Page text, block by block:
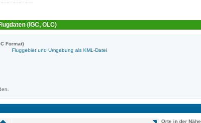
(IGC, OLC)
Format)
Fluggebiet und Umgebung als KML-Datei
Orte in der Nähe